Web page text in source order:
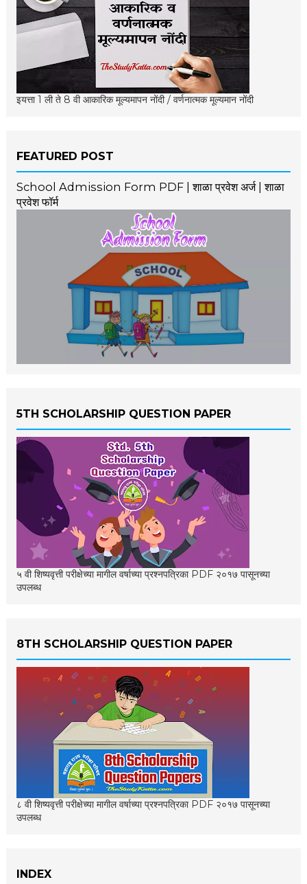
इयत्ता 1 ली ते 8 वी आकारिक मूल्यमापन नोंदी / वर्णनात्मक मूल्यमान नोंदी
FEATURED POST
School Admission Form PDF | शाळा प्रवेश अर्ज | शाळा
प्रवेश फॉर्म
5TH SCHOLARSHIP QUESTION PAPER
५ वी शिष्यवृत्ती परीक्षेच्या मागील वर्षाच्या प्रश्नपत्रिका PDF २०१७ पासूनच्या
उपलब्ध
8TH SCHOLARSHIP QUESTION PAPER
८ वी शिष्यवृत्ती परीक्षेच्या मागील वर्षाच्या प्रश्नपत्रिका PDF २०१७ पासूनच्या
उपलब्ध
INDEX